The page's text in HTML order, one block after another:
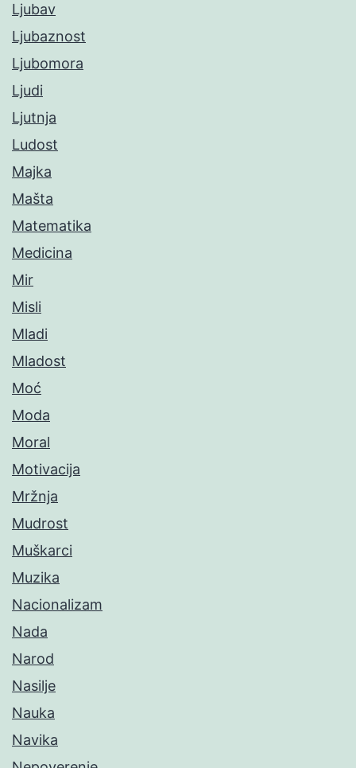
Ljubav
Ljubaznost
Ljubomora
Ljudi
Ljutnja
Ludost
Majka
Mašta
Matematika
Medicina
Mir
Misli
Mladi
Mladost
Moć
Moda
Moral
Motivacija
Mržnja
Mudrost
Muškarci
Muzika
Nacionalizam
Nada
Narod
Nasilje
Nauka
Navika